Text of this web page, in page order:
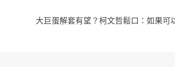
大巨蛋解套有望？柯文哲鬆口：如果可